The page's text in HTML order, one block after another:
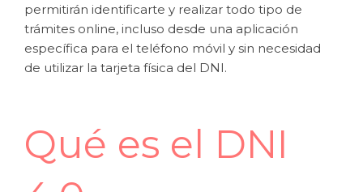
permitirán identificarte y realizar todo tipo de
trámites online, incluso desde una aplicación
específica para el teléfono móvil y sin necesidad
de utilizar la tarjeta física del DNI.
Qué es el DNI